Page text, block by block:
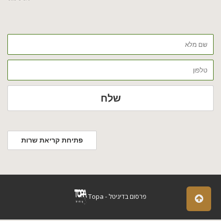
שם
טלפון
שלח
פתיחת קריאת שרות
Topa - פרסום בדיגיטל
to
top